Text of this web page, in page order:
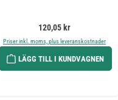
Ordinarie pris:
120,05 kr
Priser inkl. moms, plus leveranskostnader
LÄGG TILL I KUNDVAGNEN